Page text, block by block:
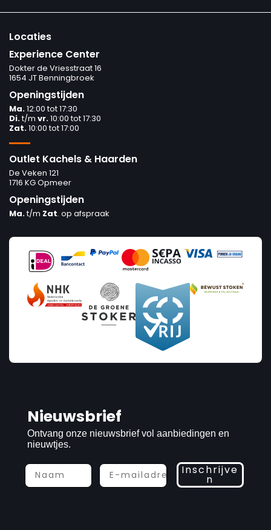
Locaties
Experience Center
Dokter de Vriesstraat 16
1654 JT Benningbroek
Openingstijden
Ma.12:00 tot 17:30
Di.t/m vr.10:00 tot 17:30
Zat.10:00 tot 17:00
Outlet Kachels & Haarden
De Veken 121
1716 KG Opmeer
Openingstijden
Ma.t/m Zat. op afspraak
Nieuwsbrief
Ontvang onze nieuwsbrief vol aanbiedingen en
nieuwtjes.
Inschrijve
n